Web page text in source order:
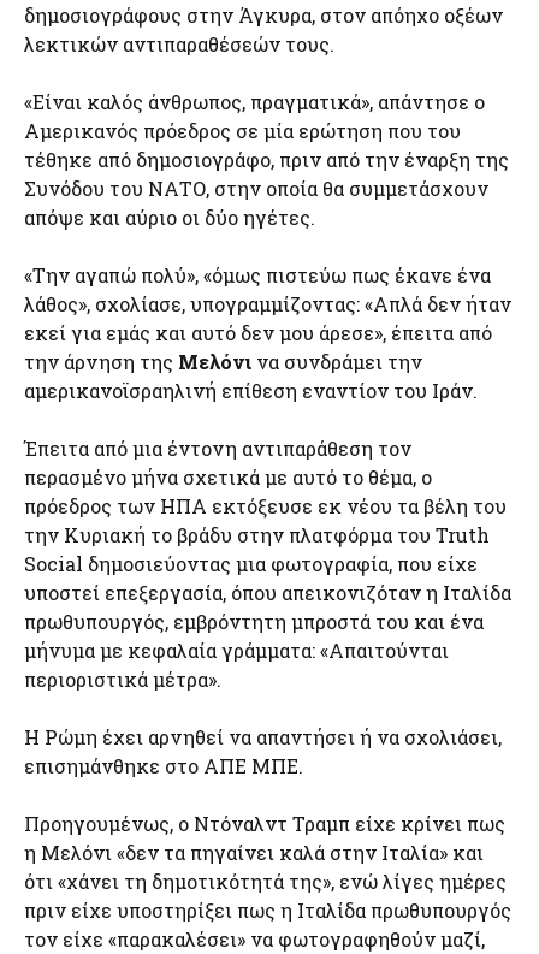
δημοσιογράφους στην Άγκυρα, στον απόηχο οξέων
λεκτικών αντιπαραθέσεών τους.
«Είναι καλός άνθρωπος, πραγματικά», απάντησε ο
Αμερικανός πρόεδρος σε μία ερώτηση που του
τέθηκε από δημοσιογράφο, πριν από την έναρξη της
Συνόδου του ΝΑΤΟ, στην οποία θα συμμετάσχουν
απόψε και αύριο οι δύο ηγέτες.
«Την αγαπώ πολύ», «όμως πιστεύω πως έκανε ένα
λάθος», σχολίασε, υπογραμμίζοντας: «Απλά δεν ήταν
εκεί για εμάς και αυτό δεν μου άρεσε», έπειτα από
την άρνηση της Μελόνι να συνδράμει την
αμερικανοϊσραηλινή επίθεση εναντίον του Ιράν.
Έπειτα από μια έντονη αντιπαράθεση τον
περασμένο μήνα σχετικά με αυτό το θέμα, ο
πρόεδρος των ΗΠΑ εκτόξευσε εκ νέου τα βέλη του
την Κυριακή το βράδυ στην πλατφόρμα του Truth
Social δημοσιεύοντας μια φωτογραφία, που είχε
υποστεί επεξεργασία, όπου απεικονιζόταν η Ιταλίδα
πρωθυπουργός, εμβρόντητη μπροστά του και ένα
μήνυμα με κεφαλαία γράμματα: «Απαιτούνται
περιοριστικά μέτρα».
Η Ρώμη έχει αρνηθεί να απαντήσει ή να σχολιάσει,
επισημάνθηκε στο ΑΠΕ ΜΠΕ.
Προηγουμένως, ο Ντόναλντ Τραμπ είχε κρίνει πως
η Μελόνι «δεν τα πηγαίνει καλά στην Ιταλία» και
ότι «χάνει τη δημοτικότητά της», ενώ λίγες ημέρες
πριν είχε υποστηρίξει πως η Ιταλίδα πρωθυπουργός
τον είχε «παρακαλέσει» να φωτογραφηθούν μαζί,